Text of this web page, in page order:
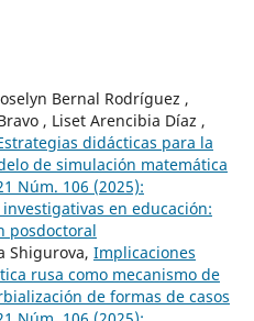
Bernal Rodríguez ,
, Liset Arencibia Díaz ,
didácticas para la
de simulación matemática
Núm. 106 (2025):
en educación:
posdoctoral
Shigurova, Implicaciones
rusa como mecanismo de
de formas de casos